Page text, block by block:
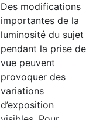
Des modifications
importantes de la
luminosité du sujet
pendant la prise de
vue peuvent
provoquer des
variations
d’exposition